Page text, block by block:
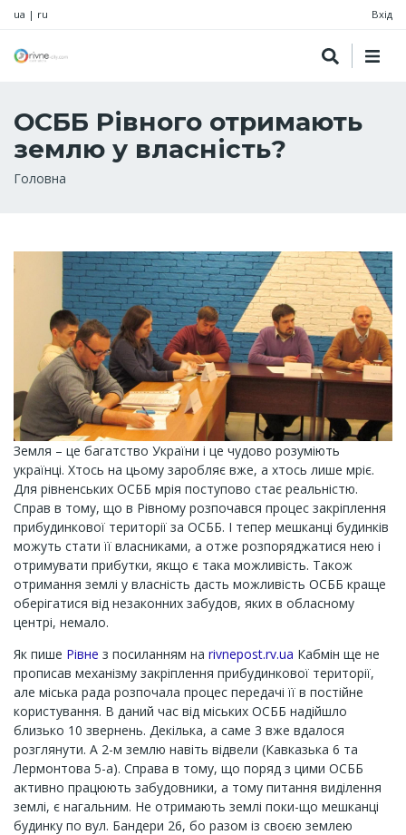
ua | ru Вхід
ОСББ Рівного отримають
землю у власність?
Рядок
Головна
Земля – це багатство України і це чудово розуміють
українці. Хтось на цьому заробляє вже, а хтось лише мріє.
Для рівненських ОСББ мрія поступово стає реальністю.
Справ в тому, що в Рівному розпочався процес закріплення
прибудинкової території за ОСББ. І тепер мешканці будинків
можуть стати її власниками, а отже розпоряджатися нею і
отримувати прибутки, якщо є така можливість. Також
отримання землі у власність дасть можливість ОСББ краще
оберігатися від незаконних забудов, яких в обласному
центрі, немало.
Як пише Рівне з посиланням на rivnepost.rv.ua Кабмін ще не
прописав механізму закріплення прибудинкової території,
але міська рада розпочала процес передачі її в постійне
користування. В даний час від міських ОСББ надійшло
близько 10 звернень. Декілька, а саме 3 вже вдалося
розглянути. А 2-м землю навіть відвели (Кавказька 6 та
Лермонтова 5-а). Справа в тому, що поряд з цими ОСББ
активно працюють забудовники, а тому питання виділення
землі, є нагальним. Не отримають землі поки-що мешканці
будинку по вул. Бандери 26, бо разом із своєю землею